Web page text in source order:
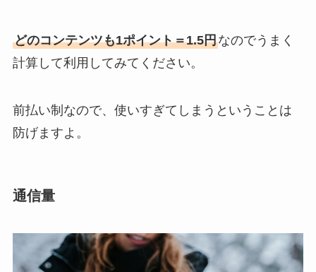
どのコンテンツも1ポイント＝1.5円なのでうまく
計算して利用してみてください。
前払い制なので、使いすぎてしまうということは
防げますよ。
通信量